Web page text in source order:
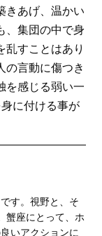
きあげ、温かい
、集団の中で身
乱すことはあり
の言動に傷つき
を感じる弱い一
に付ける事が
す。視野と、そ
蟹座にとって、ホ
いアクションに